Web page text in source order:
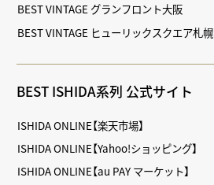
BEST VINTAGE グランフロント大阪
BEST VINTAGE ヒューリックスクエア札幌
BEST ISHIDA系列 公式サイト
ISHIDA ONLINE【楽天市場】
ISHIDA ONLINE【Yahoo!ショッピング】
ISHIDA ONLINE【au PAY マーケット】